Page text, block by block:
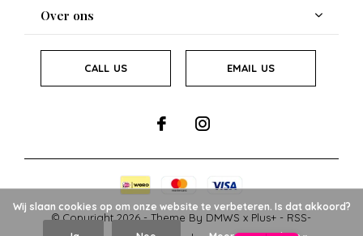
Over ons
CALL US EMAIL US
© Copyright2026- Theme By DMWS x Plus+ - RSS-
Wij slaan cookies op om onze website te verbeteren. Is dat akkoord?